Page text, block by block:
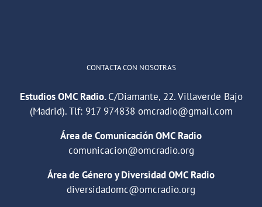
CONTACTA CON NOSOTRAS
Estudios OMC Radio.C/Diamante, 22. Villaverde Bajo
(Madrid). Tlf: 917 974838 omcradio@gmail.com
Área de Comunicación OMC Radio
comunicacion@omcradio.org
Área de Género y Diversidad OMC Radio
diversidadomc@omcradio.org